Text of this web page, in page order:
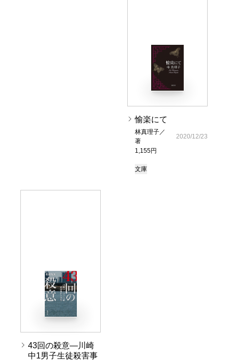
愉楽にて
林真理子／
著
1,155円
2020/12/23
文庫
43回の殺意―川崎
中1男子生徒殺害事